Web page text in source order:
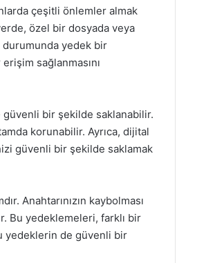
çeşitli önlemler almak
özel bir dosyada veya
durumunda yedek bir
sağlanmasını
güvenli bir şekilde saklanabilir.
korunabilir. Ayrıca, dijital
güvenli bir şekilde saklamak
Anahtarınızın kaybolması
Bu yedeklemeleri, farklı bir
yedeklerin de güvenli bir